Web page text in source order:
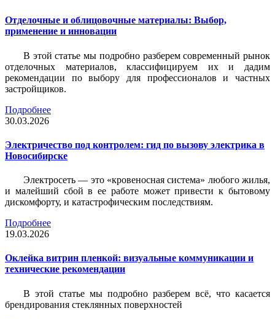
Отделочные и облицовочные материалы: Выбор,
применение и инновации
В этой статье мы подробно разберем современный рынок
отделочных материалов, классифицируем их и дадим
рекомендации по выбору для профессионалов и частных
застройщиков.
Подробнее
30.03.2026
Электричество под контролем: гид по вызову электрика в
Новосибирске
Электросеть — это «кровеносная система» любого жилья,
и малейший сбой в ее работе может привести к бытовому
дискомфорту, и катастрофическим последствиям.
Подробнее
19.03.2026
Оклейка витрин пленкой: визуальные коммуникации и
технические рекомендации
В этой статье мы подробно разберем всё, что касается
брендирования стеклянных поверхностей